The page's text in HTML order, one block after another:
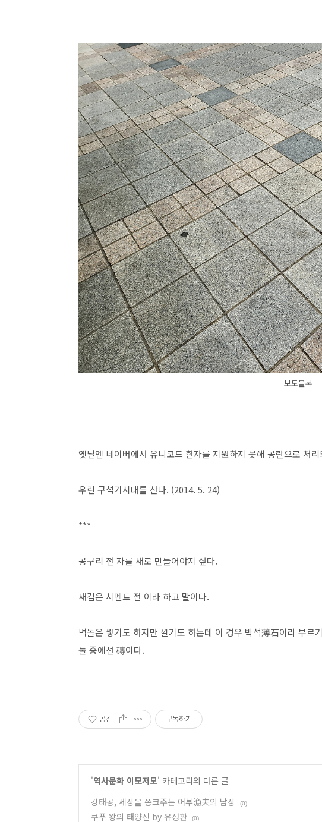
보도블록
옛날엔 네이버에서 유니코드 한자를 지원하지 못해 공란으로 처
우린 구석기시대를 산다. (2014. 5. 24)
***
공구리 전 자를 새로 만들어야지 싶다.
새김은 시멘트 전 이라 하고 말이다.
벽돌은 쌓기도 하지만 깔기도 하는데 이 경우 박석薄石이라 부르
둘 중에선 磚이다.
공감 구독하기
'역사문화 이모저모' 카테고리의 다른 글
강태공, 세상을 쫑크주는 어부漁夫의 남상
(0)
쿠푸 왕의 태양선 by 유성환 (0)